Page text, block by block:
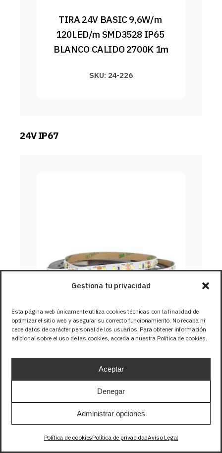
Gestiona tu privacidad
Esta página web únicamente utiliza cookies técnicas con la finalidad de
optimizar el sitio web y asegurar su correcto funcionamiento. No recaba ni
cede datos de carácter personal de los usuarios. Para obtener información
adicional sobre el uso de las cookies, acceda a nuestra Política de cookies.
Aceptar
Denegar
Administrar opciones
Política de cookiesPolítica de privacidadAviso Legal
TIRA 24V BASIC 9,6W/m
120LED/m SMD3528 IP65
BLANCO CALIDO 2700K 1m
SKU: 24-226
24V IP67
TIRA 24V BASIC 9,6W/m
120LED/m SMD3528 IP67
BLANCO CALIDO 3000K 1m